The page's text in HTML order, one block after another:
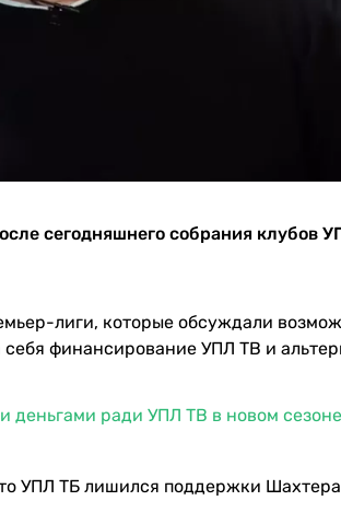
сегодняшнего собрания клубов
лиги, которые обсуждали
финансирование УПЛ ТВ и
деньгами ради УПЛ ТВ в новом
УПЛ ТБ лишился поддержки